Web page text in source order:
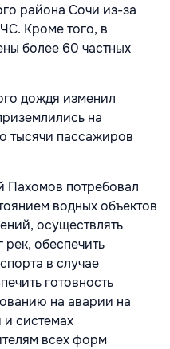
района Сочи из-за
Кроме того, в
более 60 частных
дождя изменил
на
тысячи пассажиров
Пахомов потребовал
водных объектов
осуществлять
обеспечить
в случае
готовность
на аварии на
и системах
всех форм